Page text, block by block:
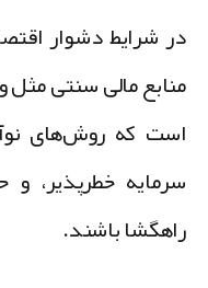
شرایط دشوار
مالی سنتی مثل
که روش‌های
خطرپذیر، و
باشند.